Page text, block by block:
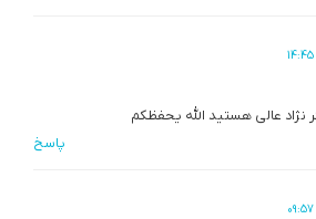
نژاد عالی هستید الله یحفظکم
پاسخ